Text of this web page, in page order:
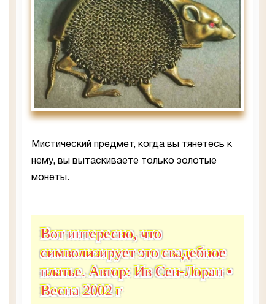
Мистический предмет, когда вы тянетесь к
нему, вы вытаскиваете только золотые
монеты.
Вот интересно, что
символизирует это свадебное
платье. Автор: Ив Сен-Лоран •
Весна 2002 г